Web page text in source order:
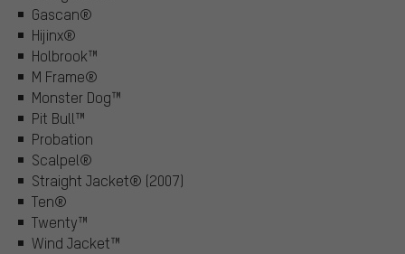
Gascan®
Hijinx®
Holbrook™
M Frame®
Monster Dog™
Pit Bull™
Probation
Scalpel®
Straight Jacket® (2007)
Ten®
Twenty™
Wind Jacket™